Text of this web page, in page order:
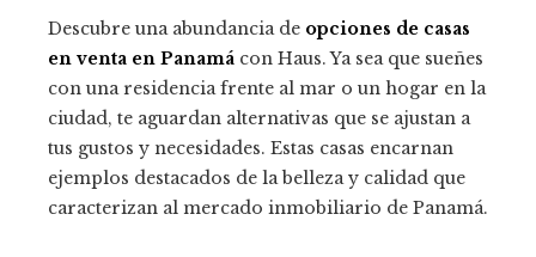
Descubre una abundancia de opciones de casas
en venta en Panamá con Haus. Ya sea que sueñes
con una residencia frente al mar o un hogar en la
ciudad, te aguardan alternativas que se ajustan a
tus gustos y necesidades. Estas casas encarnan
ejemplos destacados de la belleza y calidad que
caracterizan al mercado inmobiliario de Panamá.